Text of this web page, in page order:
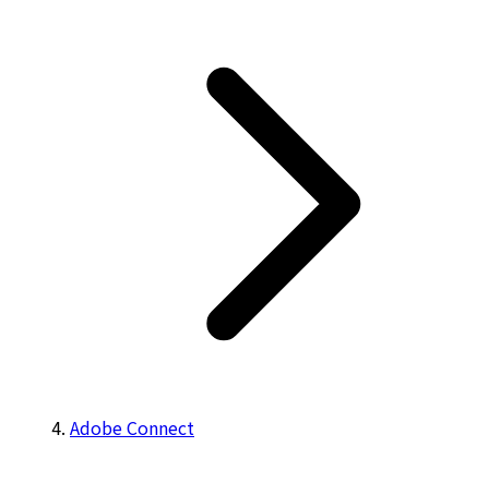
Adobe Connect